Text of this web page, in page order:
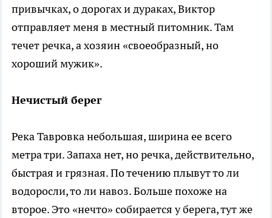
привычках, о дорогах и дураках, Виктор
отправляет меня в местный питомник. Там
течет речка, а хозяин «своеобразный, но
хороший мужик».
Нечистый берег
Река Тавровка небольшая, ширина ее всего
метра три. Запаха нет, но речка, действительно,
быстрая и грязная. По течению плывут то ли
водоросли, то ли навоз. Больше похоже на
второе. Это «нечто» собирается у берега, тут же